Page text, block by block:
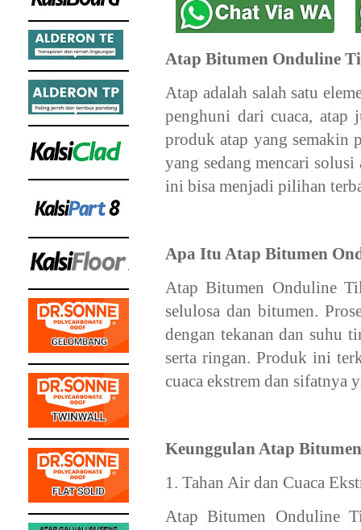
Atap Bitumen Onduline
Atap adalah salah satu
penghuni dari cuaca, atap
produk atap yang semakin
yang sedang mencari
ini bisa menjadi pilihan
Apa Itu Atap Bitumen
Atap Bitumen Onduline
selulosa dan bitumen.
dengan tekanan dan suhu
serta ringan. Produk ini
cuaca ekstrem dan sifatnya
Keunggulan Atap
1. Tahan Air dan Cuaca
Atap Bitumen Onduline